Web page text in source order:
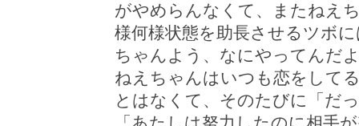
がやめらんなくて、またねえ
様何様状態を助長させるツボ
ちゃんよう、なにやってんだ
ねえちゃんはいつも恋をして
とはなくて、そのたびに「だ